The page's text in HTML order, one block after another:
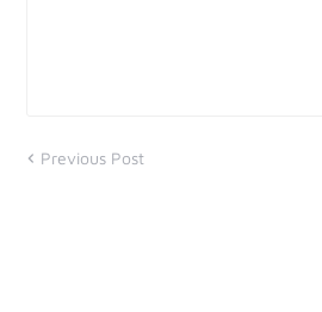
Previous Post